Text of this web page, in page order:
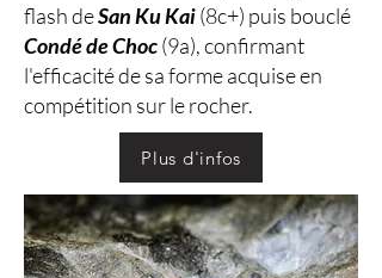
flash deSan Ku Kai(8c+) puis bouclé
Condé de Choc(9a), confirmant
l'efficacité de sa forme acquise en
compétition sur le rocher.
Plus d'infos